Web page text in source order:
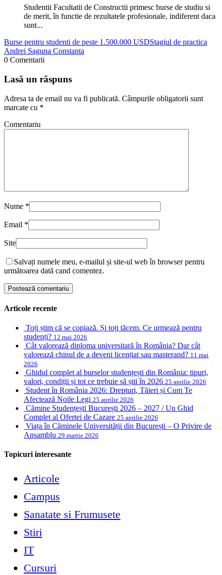
Studentii Facultatii de Constructii primesc burse de studiu si
de merit, în functie de rezultatele profesionale, indiferent daca
sunt...
Burse pentru studenti de peste 1.500.000 USDStagiul de practica
Andrei Saguna Constanta
0 Comentarii
Lasă un răspuns
Adresa ta de email nu va fi publicată. Câmpurile obligatorii sunt
marcate cu *
Comentariu
Nume *
Email *
Site
Salvați numele meu, e-mailul și site-ul web în browser pentru
următoarea dată cand comentez.
Articole recente
Toți știm că se copiază. Și toți tăcem. Ce urmează pentru
studenți? 12 mai 2026
Cât valorează diploma universitară în România? Dar cât
valorează chinul de a deveni licențiat sau masterand? 11 mai
2026
Ghidul complet al burselor studențești din România: tipuri,
valori, condiții și tot ce trebuie să știi în 2026 25 aprilie 2026
Student în România 2026: Drepturi, Tăieri și Cum Te
Afectează Noile Legi 25 aprilie 2026
Cămine Studențești București 2026 – 2027 / Un Ghid
Complet al Ofertei de Cazare 25 aprilie 2026
Viața în Căminele Universității din București – O Privire de
Ansamblu 29 martie 2026
Topicuri interesante
Articole
Campus
Sanatate si Frumusete
Stiri
IT
Cursuri